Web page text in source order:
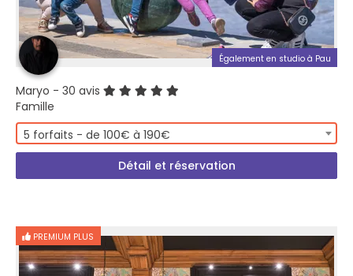
Également en studio à Pau
Maryo - 30 avis
Famille
5 forfaits - de 100€ à 190€
Détail et réservation
PREMIUM PLUS